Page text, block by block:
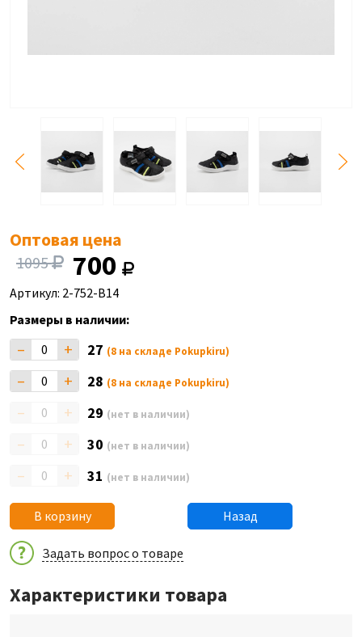
Оптовая цена
1095 700
Артикул: 2-752-B14
Размеры в наличии:
– + 27 (8 на складе Pokupkiru)
– + 28 (8 на складе Pokupkiru)
– + 29 (нет в наличии)
– + 30 (нет в наличии)
– + 31 (нет в наличии)
В корзину Назад
Задать вопрос о товаре
Характеристики товара